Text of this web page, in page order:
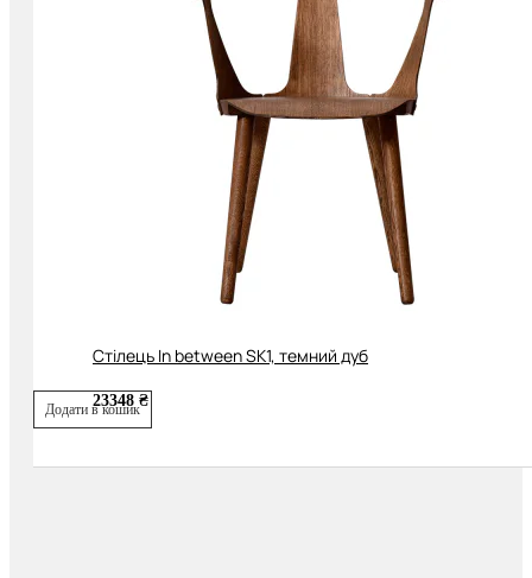
Cтілець In between SK1, темний дуб
23348 ₴
Додати в кошик